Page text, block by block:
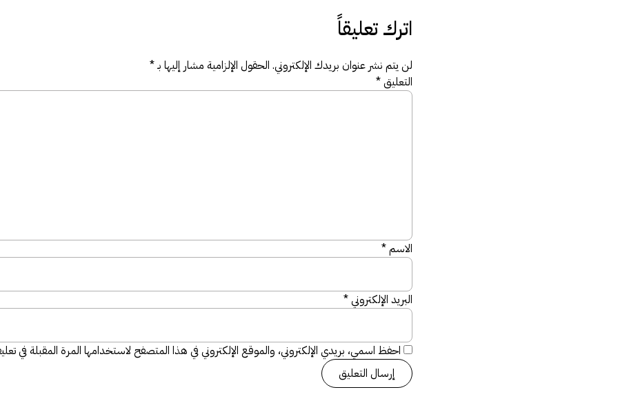
اترك تعليقاً
لن يتم نشر عنوان بريدك الإلكتروني. الحقول الإلزامية مشار إليها بـ*
التعليق*
الاسم*
البريد الإلكتروني*
احفظ اسمي، بريدي الإلكتروني، والموقع الإلكتروني في هذا المتصفح لاستخدامها المرة المقبلة في